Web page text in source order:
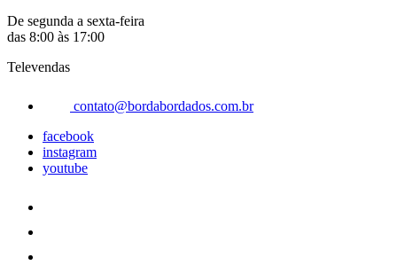
De segunda a sexta-feira
das 8:00 às 17:00
Televendas
contato@bordabordados.com.br
facebook
instagram
youtube